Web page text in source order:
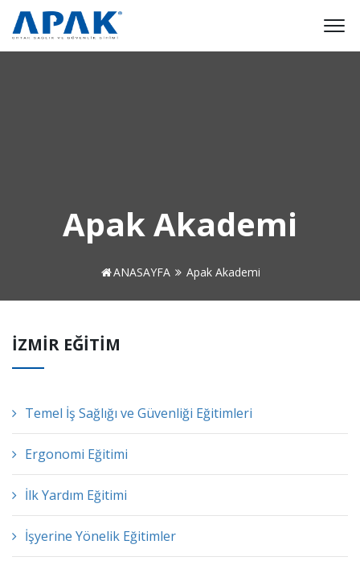
Apak Akademi
ANASAYFA Apak Akademi
İZMİR EĞİTİM
Temel İş Sağlığı ve Güvenliği Eğitimleri
Ergonomi Eğitimi
İlk Yardım Eğitimi
İşyerine Yönelik Eğitimler